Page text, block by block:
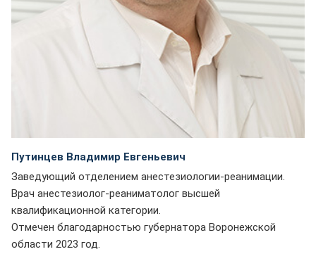
Путинцев Владимир Евгеньевич
Заведующий отделением анестезиологии-реанимации.
Врач анестезиолог-реаниматолог высшей
квалификационной категории.
Отмечен благодарностью губернатора Воронежской
области 2023 год.